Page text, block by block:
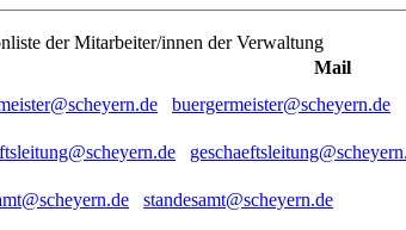
der Mitarbeiter/innen der Verwaltung
Mail
buergermeister@scheyern.de
standesamt@scheyern.de